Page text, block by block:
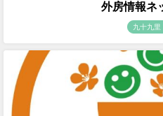
外房情報ネ
九十九里